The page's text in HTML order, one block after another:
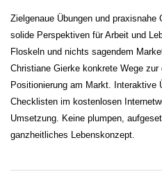
Zielgenaue Übungen und
solide Perspektiven für Arbeit und
Floskeln und nichts sagendem
Christiane Gierke konkrete Wege
Positionierung am Markt. Interaktive
Checklisten im kostenlosen
Umsetzung. Keine plumpen,
ganzheitliches Lebenskonzept.